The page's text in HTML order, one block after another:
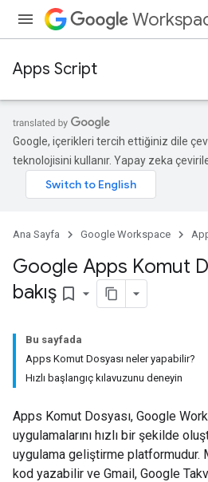
Apps Script
Google, içerikleri tercih ettiğiniz dile
teknolojisini kullanır. Yapay zeka
Ana Sayfa Google Workspace
Google Apps Komut
bakış bookmark_border
Bu sayfada
Apps Komut Dosyası neler yapabilir?
Hızlı başlangıç kılavuzunu deneyin
Apps Komut Dosyası, Google
uygulamalarını hızlı bir şekilde
uygulama geliştirme platformudur.
kod yazabilir ve Gmail, Google